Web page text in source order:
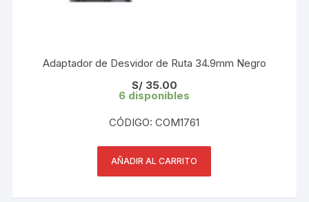
Adaptador de Desvidor de Ruta 34.9mm Negro
S/35.00
6 disponibles
CÓDIGO: COM1761
AÑADIR AL CARRITO